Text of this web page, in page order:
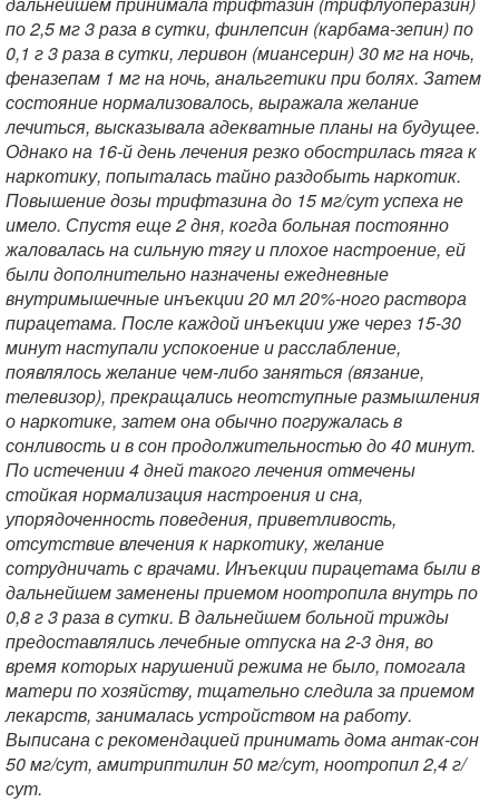
по 2,5 мг 3 раза в сутки, финлепсин (карбама-зепин) по
0,1 г 3 раза в сутки, леривон (миансерин) 30 мг на ночь,
феназепам 1 мг на ночь, анальгетики при болях. Затем
состояние нормализовалось, выражала желание
лечиться, высказывала адекватные планы на будущее.
Однако на 16-й день лечения резко обострилась тяга к
наркотику, попыталась тайно раздобыть наркотик.
Повышение дозы трифтазина до 15 мг/сут успеха не
имело. Спустя еще 2 дня, когда больная постоянно
жаловалась на сильную тягу и плохое настроение, ей
были дополнительно назначены ежедневные
внутримышечные инъекции 20 мл 20%-ного раствора
пирацетама. После каждой инъекции уже через 15-30
минут наступали успокоение и расслабление,
появлялось желание чем-либо заняться (вязание,
телевизор), прекращались неотступные размышления
о наркотике, затем она обычно погружалась в
сонливость и в сон продолжительностью до 40 минут.
По истечении 4 дней такого лечения отмечены
стойкая нормализация настроения и сна,
упорядоченность поведения, приветливость,
отсутствие влечения к наркотику, желание
сотрудничать с врачами. Инъекции пирацетама были в
дальнейшем заменены приемом ноотропила внутрь по
0,8 г 3 раза в сутки. В дальнейшем больной трижды
предоставлялись лечебные отпуска на 2-3 дня, во
время которых нарушений режима не было, помогала
матери по хозяйству, тщательно следила за приемом
лекарств, занималась устройством на работу.
Выписана с рекомендацией принимать дома антак-сон
50 мг/сут, амитриптилин 50 мг/сут, ноотропил 2,4 г/
сут.